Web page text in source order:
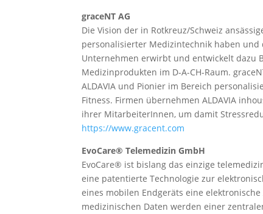
graceNT AG
Die Vision der in Rotkreuz/Schweiz
personalisierter Medizintechnik haben
Unternehmen erwirbt und entwickelt dazu
Medizinprodukten im D-A-CH-Raum.
ALDAVIA und Pionier im Bereich
Fitness. Firmen übernehmen ALDAVIA
ihrer MitarbeiterInnen, um damit
https://www.gracent.com
EvoCare® Telemedizin GmbH
EvoCare® ist bislang das einzige
eine patentierte Technologie zur
eines mobilen Endgeräts eine
medizinischen Daten werden einer